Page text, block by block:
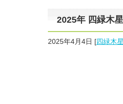
2025年 四緑木
2025年4月4日 [四緑木星